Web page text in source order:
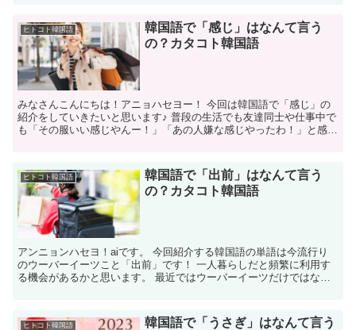
ヒトコト韓国語
韓国語で「感じ」はなんて言う
の？カタコト韓国語
みなさんこんにちは！アニョハセヨー！ 今回は韓国語で「感じ」の
紹介をしていきたいと思います♪ 普段の生活でも友達同士や仕事中で
も「その服いい感じやんー！」「あの人嫌な感じやったわ！」と感情
ヒトコト韓国語
韓国語で「出前」はなんて言う
の？カタコト韓国語
アンニョンハセヨ！aiです。 今回紹介する韓国語の単語は今流行り
のウーバーイーツこと「出前」です！ 一人暮らしだと頻繁に利用す
る機会があるかと思います。 最近ではウーバーイーツだけではな
ヒトコト韓国語
韓国語で「うさぎ」はなんて言う